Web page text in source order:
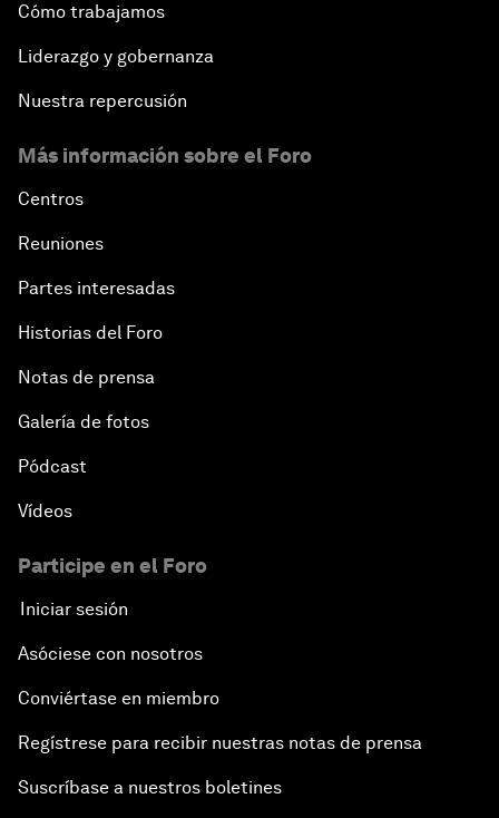
Cómo trabajamos
Liderazgo y gobernanza
Nuestra repercusión
Más información sobre el Foro
Centros
Reuniones
Partes interesadas
Historias del Foro
Notas de prensa
Galería de fotos
Pódcast
Vídeos
Participe en el Foro
Iniciar sesión
Asóciese con nosotros
Conviértase en miembro
Regístrese para recibir nuestras notas de prensa
Suscríbase a nuestros boletines